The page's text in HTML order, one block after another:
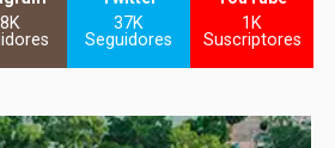
37K
Seguidores
1K
Suscriptores